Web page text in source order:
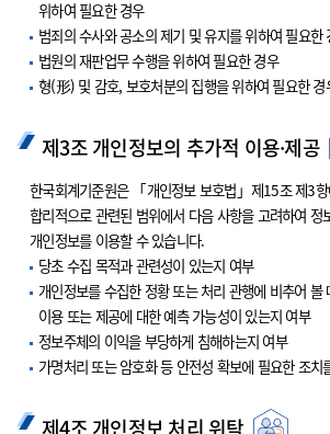
위하여 필요한 경우
범죄의 수사와 공소의 제기 및 유지를 위하여 필요한
법원의 재판업무 수행을 위하여 필요한 경우
형(形) 및 감호, 보호처분의 집행을 위하여 필요한 경
제3조 개인정보의 추가적 이용·제공
한국회계기준원은 「개인정보 보호법」제15조 제3
합리적으로 관련된 범위에서 다음 사항을 고려하여 정
개인정보를 이용할 수 있습니다.
당초 수집 목적과 관련성이 있는지 여부
개인정보를 수집한 정황 또는 처리 관행에 비추어 볼
이용 또는 제공에 대한 예측 가능성이 있는지 여부
정보주체의 이익을 부당하게 침해하는지 여부
가명처리 또는 암호화 등 안전성 확보에 필요한 조치